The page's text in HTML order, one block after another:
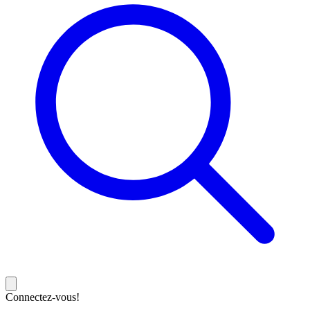
Connectez-vous!